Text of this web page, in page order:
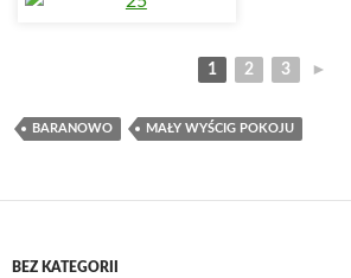
1 2 3 ►
BARANOWO MAŁY WYŚCIG POKOJU
BEZ KATEGORII